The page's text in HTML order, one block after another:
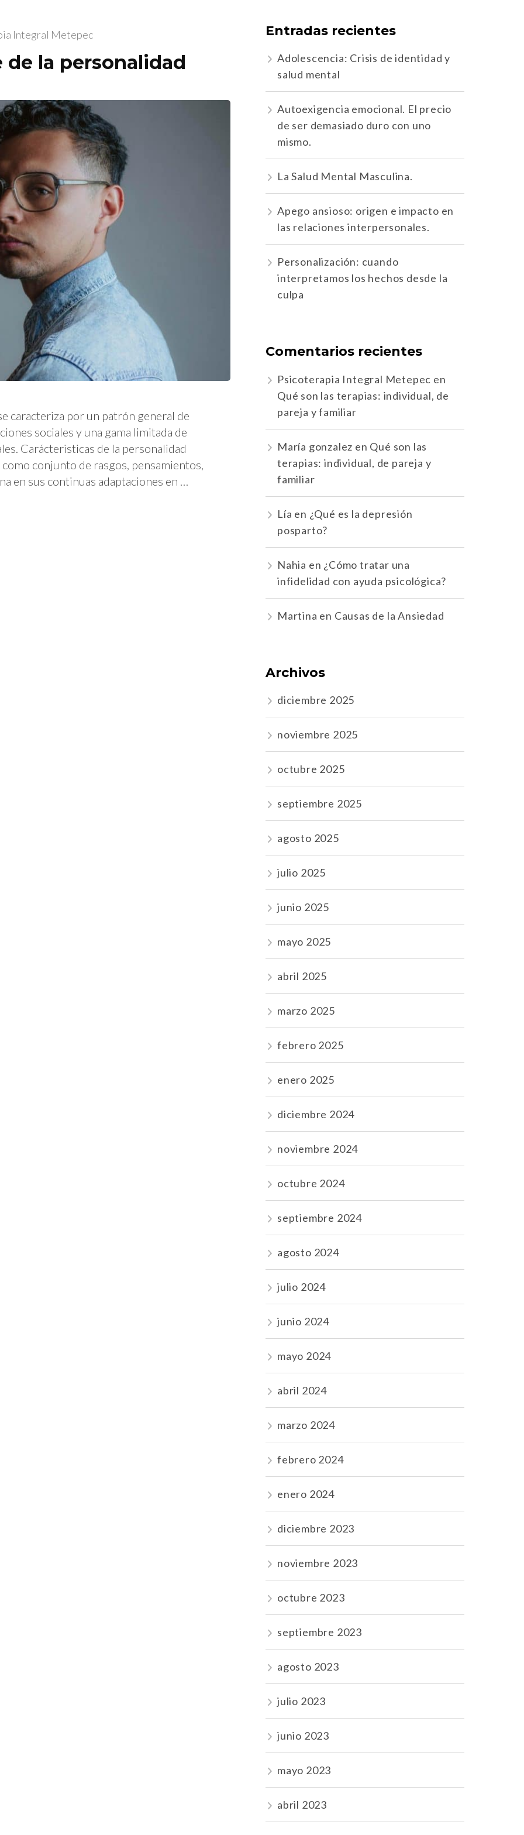
Integral Metepec
la personalidad
caracteriza por un patrón general de
sociales y una gama limitada de
Carácteristicas de la personalidad
conjunto de rasgos, pensamientos,
en sus continuas adaptaciones en …
Entradas recientes
Adolescencia: Crisis de identidad y
salud mental
Autoexigencia emocional. El precio
de ser demasiado duro con uno
mismo.
La Salud Mental Masculina.
Apego ansioso: origen e impacto en
las relaciones interpersonales.
Personalización: cuando
interpretamos los hechos desde la
culpa
Comentarios recientes
Psicoterapia Integral Metepec en
Qué son las terapias: individual, de
pareja y familiar
María gonzalez en Qué son las
terapias: individual, de pareja y
familiar
Lía en ¿Qué es la depresión
posparto?
Nahia en ¿Cómo tratar una
infidelidad con ayuda psicológica?
Martina en Causas de la Ansiedad
Archivos
diciembre 2025
noviembre 2025
octubre 2025
septiembre 2025
agosto 2025
julio 2025
junio 2025
mayo 2025
abril 2025
marzo 2025
febrero 2025
enero 2025
diciembre 2024
noviembre 2024
octubre 2024
septiembre 2024
agosto 2024
julio 2024
junio 2024
mayo 2024
abril 2024
marzo 2024
febrero 2024
enero 2024
diciembre 2023
noviembre 2023
octubre 2023
septiembre 2023
agosto 2023
julio 2023
junio 2023
mayo 2023
abril 2023